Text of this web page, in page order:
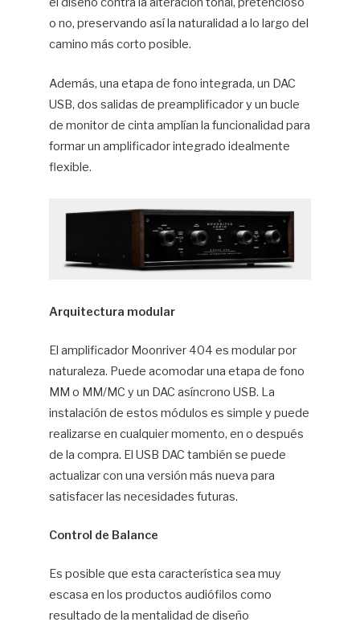
o no, preservando así la naturalidad a lo largo del
camino más corto posible.
Además, una etapa de fono integrada, un DAC
USB, dos salidas de preamplificador y un bucle
de monitor de cinta amplían la funcionalidad para
formar un amplificador integrado idealmente
flexible.
Arquitectura modular
El amplificador Moonriver 404 es modular por
naturaleza. Puede acomodar una etapa de fono
MM o MM/MC y un DAC asíncrono USB. La
instalación de estos módulos es simple y puede
realizarse en cualquier momento, en o después
de la compra. El USB DAC también se puede
actualizar con una versión más nueva para
satisfacer las necesidades futuras.
Control de Balance
Es posible que esta característica sea muy
escasa en los productos audiófilos como
resultado de la mentalidad de diseño